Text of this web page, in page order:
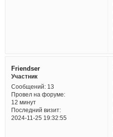
Friendser
Участник
Сообщений:13
Провел на форуме:
12 минут
Последний визит:
2024-11-25 19:32:55